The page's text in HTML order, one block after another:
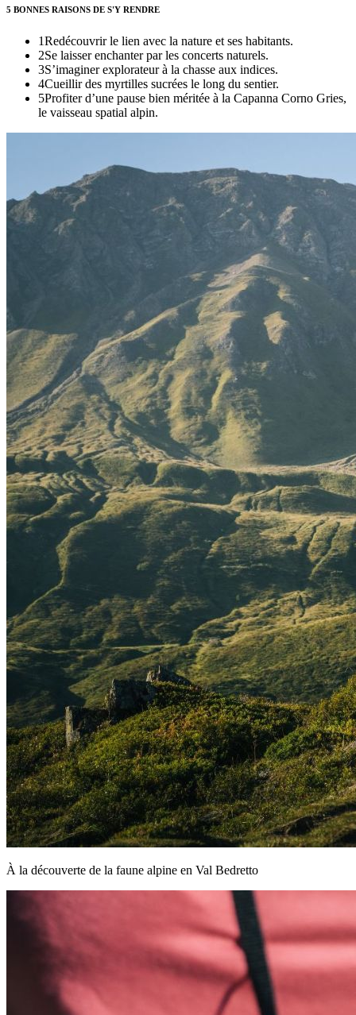
5 BONNES RAISONS DE S'Y RENDRE
1Redécouvrir le lien avec la nature et ses habitants.
2Se laisser enchanter par les concerts naturels.
3S’imaginer explorateur à la chasse aux indices.
4Cueillir des myrtilles sucrées le long du sentier.
5Profiter d’une pause bien méritée à la Capanna Corno Gries,
le vaisseau spatial alpin.
À la découverte de la faune alpine en Val Bedretto